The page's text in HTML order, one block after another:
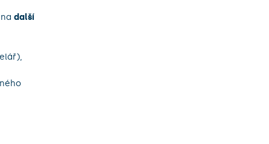
další